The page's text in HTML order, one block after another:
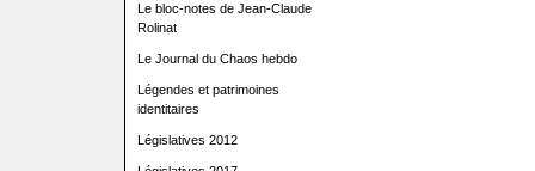
Le bloc-notes de Jean-Claude
Rolinat
Le Journal du Chaos hebdo
Légendes et patrimoines
identitaires
Législatives 2012